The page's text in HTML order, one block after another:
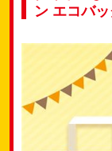
ン エコバ